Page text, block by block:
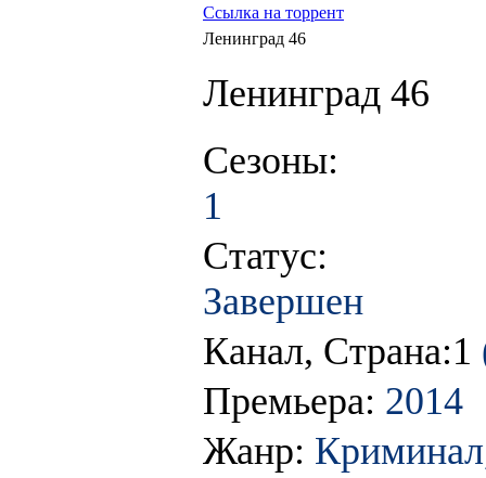
Ссылка на торрент
Ленинград 46
Ленинград 46
Сезоны:
1
Статус:
Завершен
Канал, Страна:1
Премьера: 2014
Жанр: